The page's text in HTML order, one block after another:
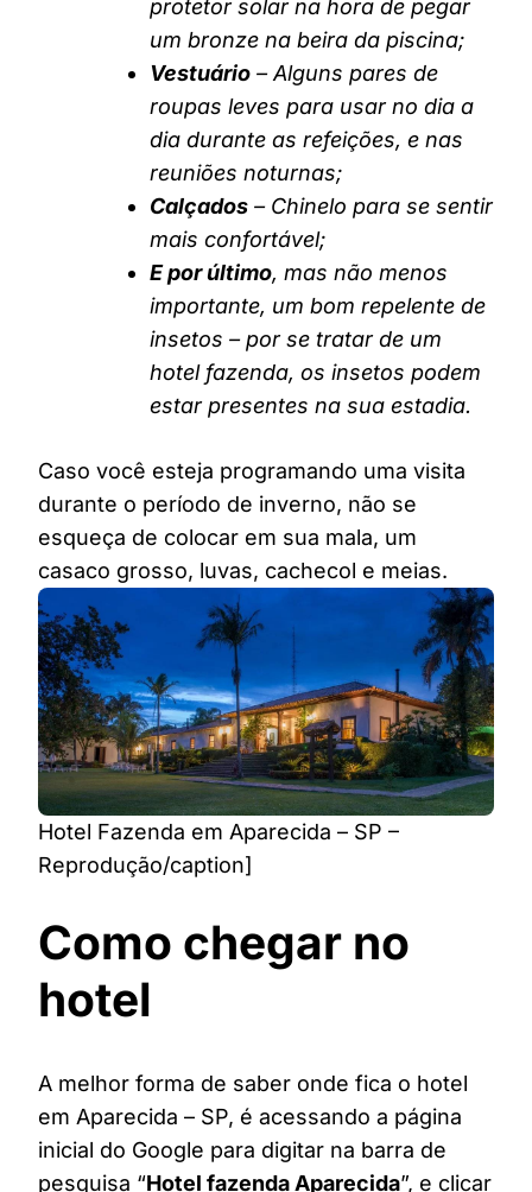
protetor solar na hora de pegar
um bronze na beira da piscina;
Vestuário – Alguns pares de
roupas leves para usar no dia a
dia durante as refeições, e nas
reuniões noturnas;
Calçados – Chinelo para se sentir
mais confortável;
E por último, mas não menos
importante, um bom repelente de
insetos – por se tratar de um
hotel fazenda, os insetos podem
estar presentes na sua estadia.
Caso você esteja programando uma visita
durante o período de inverno, não se
esqueça de colocar em sua mala, um
casaco grosso, luvas, cachecol e meias.
Hotel Fazenda em Aparecida – SP –
Reprodução/caption]
Como chegar no
hotel
A melhor forma de saber onde fica o hotel
em Aparecida – SP, é acessando a página
inicial do Google para digitar na barra de
pesquisa “Hotel fazenda Aparecida”, e clicar